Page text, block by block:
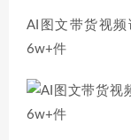
AI图文带货视
6w+件